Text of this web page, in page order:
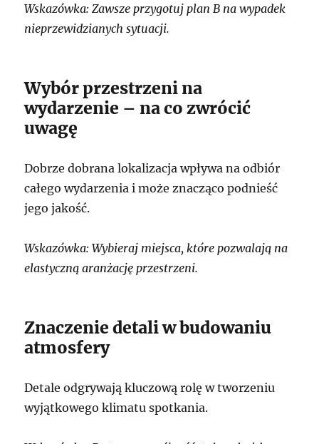
Wskazówka: Zawsze przygotuj plan B na wypadek
nieprzewidzianych sytuacji.
Wybór przestrzeni na
wydarzenie – na co zwrócić
uwagę
Dobrze dobrana lokalizacja wpływa na odbiór
całego wydarzenia i może znacząco podnieść
jego jakość.
Wskazówka: Wybieraj miejsca, które pozwalają na
elastyczną aranżację przestrzeni.
Znaczenie detali w budowaniu
atmosfery
Detale odgrywają kluczową rolę w tworzeniu
wyjątkowego klimatu spotkania.